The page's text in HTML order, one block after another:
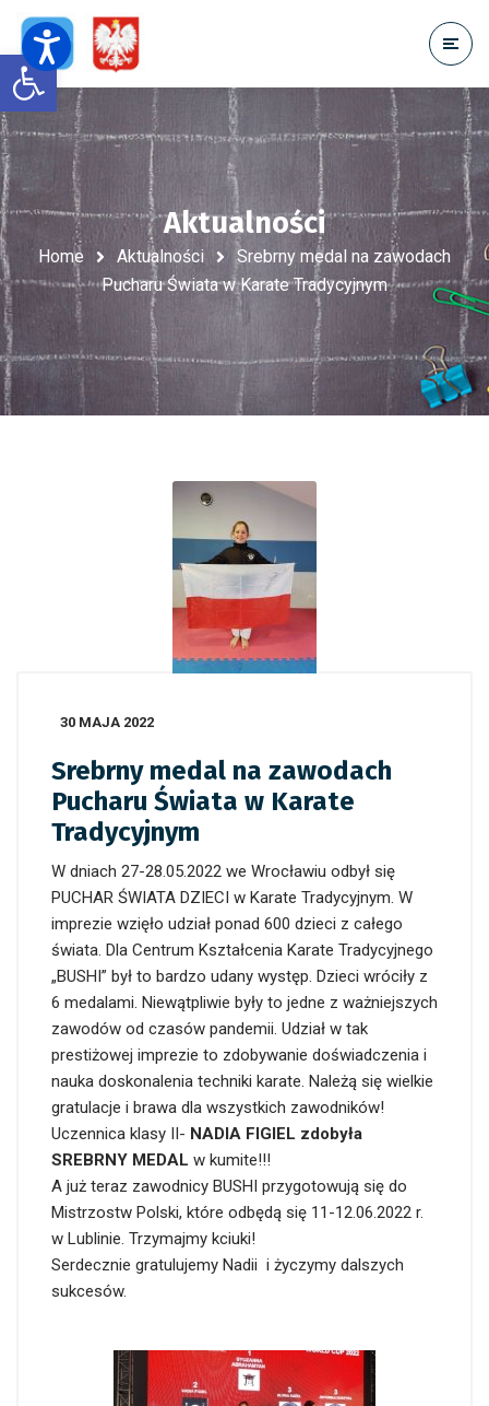
Open toolbar
Aktualności
Home Aktualności
Srebrny medal na zawodach
Pucharu Świata w Karate Tradycyjnym
30 MAJA 2022
Srebrny medal na zawodach
Pucharu Świata w Karate
Tradycyjnym
W dniach 27-28.05.2022 we Wrocławiu odbył się
PUCHAR ŚWIATA DZIECI w Karate Tradycyjnym. W
imprezie wzięło udział ponad 600 dzieci z całego
świata. Dla Centrum Kształcenia Karate Tradycyjnego
„BUSHI” był to bardzo udany występ. Dzieci wróciły z
6 medalami. Niewątpliwie były to jedne z ważniejszych
zawodów od czasów pandemii. Udział w tak
prestiżowej imprezie to zdobywanie doświadczenia i
nauka doskonalenia techniki karate. Należą się wielkie
gratulacje i brawa dla wszystkich zawodników!
Uczennica klasy II- NADIA FIGIEL zdobyła
SREBRNY MEDAL w kumite!!!
A już teraz zawodnicy BUSHI przygotowują się do
Mistrzostw Polski, które odbędą się 11-12.06.2022 r.
w Lublinie. Trzymajmy kciuki!
Serdecznie gratulujemy Nadii i życzymy dalszych
sukcesów.